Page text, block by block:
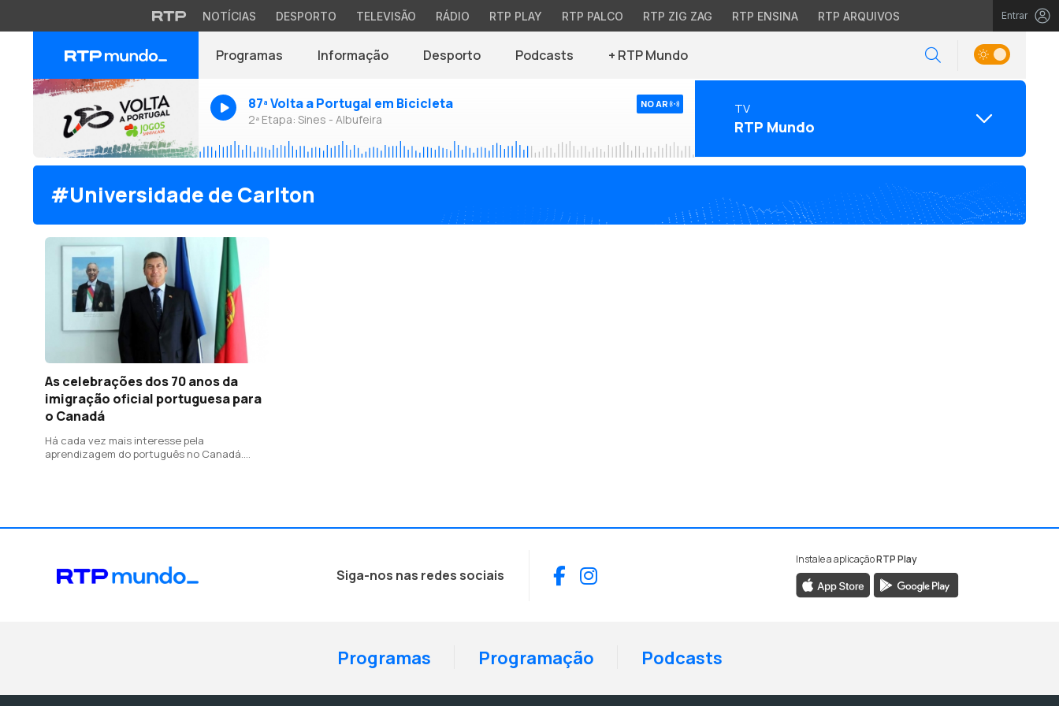
NOTÍCIAS DESPORTO TELEVISÃO RÁDIO RTP PLAY RTP PALCO RTP ZIG ZAG RTP ENSINA RTP ARQUIVOS Entrar
Programas Informação Desporto Podcasts + RTP Mundo
87ª Volta a Portugal em Bicicleta
2ª Etapa: Sines - Albufeira
NO AR TV
RTP Mundo
#Universidade de Carlton
As celebrações dos 70 anos da
imigração oficial portuguesa para
o Canadá
Há cada vez mais interesse pela
aprendizagem do português no Canadá.
Siga-nos nas redes sociais Facebook
Instagram
Instale a aplicaçãoRTP Play
Programas Programação Podcasts